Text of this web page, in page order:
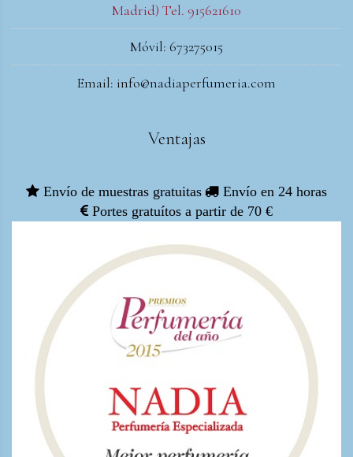
Madrid) Tel. 915621610
Móvil: 673275015
Email: info@nadiaperfumeria.com
Ventajas
Envío de muestras gratuitas
Envío en 24 horas
Portes gratuítos a partir de 70 €